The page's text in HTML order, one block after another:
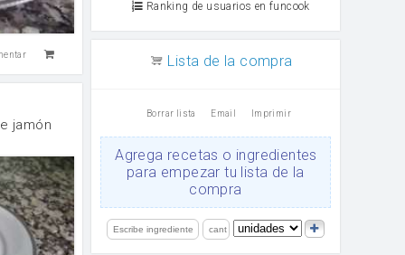
jamón
Ranking de usuarios en funcook
Lista de la compra
Borrar lista Email Imprimir
Agrega recetas o ingredientes
para empezar tu lista de la
compra